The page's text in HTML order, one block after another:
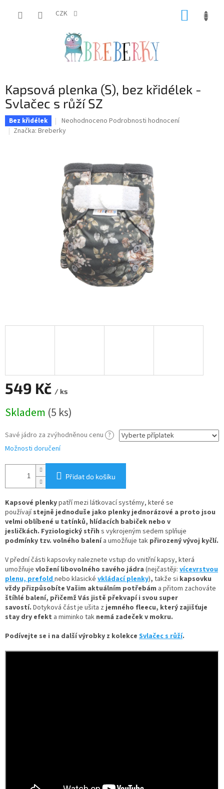
CZK
Kapsová plenka (S), bez křidélek -
Svlačec s růží SZ
Bez křidélek
Průměrné
hodnocení
z
5
hvězdiček.
Neohodnoceno Podrobnosti hodnocení
Značka: Breberky
549 Kč / ks
cena:
Skladem (5 ks)
Savé jádro za zvýhodněnou cenu ?
Možnosti doručení
Přidat do košíku
Kapsové plenkypatří mezi látkovací systémy, které se
používajístejně jednoduše jako plenky jednorázové a proto jsou
velmi oblíbené u tatínků, hlídacích babiček nebo v
jesličkách. Fyziologický střih s vykrojeným sedem splňuje
podmínky tzv. volného balenía umožňuje tak přirozený vývoj kyčlí.
Vpřední části kapsovky naleznete vstup do vnitřní kapsy, která
umožňuje vloženílibovolného savého jádra (nejčastěji: vícevrstvou
plenu,prefoldnebo klasické vkládací plenky), takže si kapsovku
vždy přizpůsobíte Vašim aktuálním potřebám a přitom zachováte
štíhlé balení, přičemž Vás jistě překvapí i svou super
savostí. Dotyková část je ušita zjemného fleecu, který zajišťuje
stay dry efekt a miminko tak nemá zadeček v mokru.
Podívejte se i na další výrobky z kolekce Svlačec s růží.